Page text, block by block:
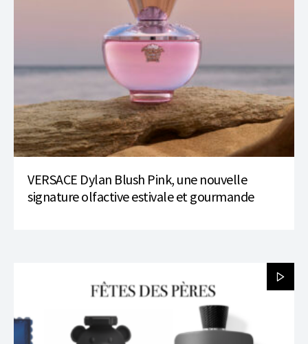
VERSACE Dylan Blush Pink, une nouvelle
signature olfactive estivale et gourmande